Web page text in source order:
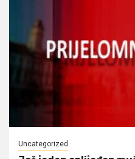
Uncategorized